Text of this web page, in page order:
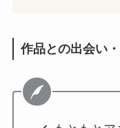
作品との出会い